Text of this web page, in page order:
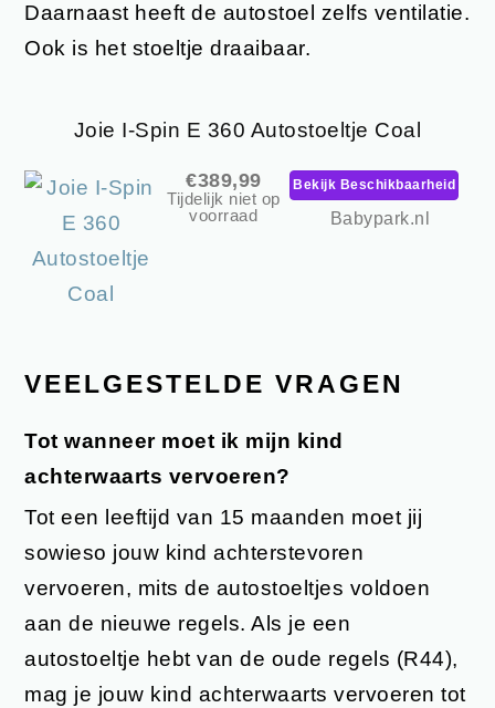
Daarnaast heeft de autostoel zelfs ventilatie.
Ook is het stoeltje draaibaar.
Joie I-Spin E 360 Autostoeltje Coal
€389,99
Tijdelijk niet op
voorraad
Bekijk Beschikbaarheid
Babypark.nl
VEELGESTELDE VRAGEN
Tot wanneer moet ik mijn kind
achterwaarts vervoeren?
Tot een leeftijd van 15 maanden moet jij
sowieso jouw kind achterstevoren
vervoeren, mits de autostoeltjes voldoen
aan de nieuwe regels. Als je een
autostoeltje hebt van de oude regels (R44),
mag je jouw kind achterwaarts vervoeren tot